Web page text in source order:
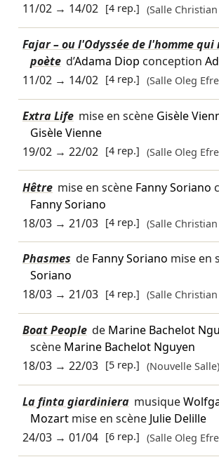
11/02→ 14/02 [4 rep.] (Salle
Fajar – ou l'Odyssée de l'homme
poète d’Adama Diop conception
11/02→ 14/02 [4 rep.] (Salle Oleg
Extra Life mise en scène Gisèle
Gisèle Vienne
19/02→ 22/02 [4 rep.] (Salle Oleg
Hêtre mise en scène Fanny Soriano
Fanny Soriano
18/03→ 21/03 [4 rep.] (Salle
Phasmes de Fanny Soriano mise en
Soriano
18/03→ 21/03 [4 rep.] (Salle
Boat People de Marine Bachelot
scène Marine Bachelot Nguyen
18/03→ 22/03 [5 rep.] (Nouvelle Salle)
La finta giardiniera musique
Mozartmise en scène Julie Delille
24/03→ 01/04 [6 rep.] (Salle Oleg